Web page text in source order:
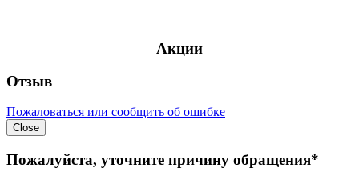
Акции
Отзыв
Пожаловаться или сообщить об ошибке
Close
Пожалуйста, уточните причину обращения*